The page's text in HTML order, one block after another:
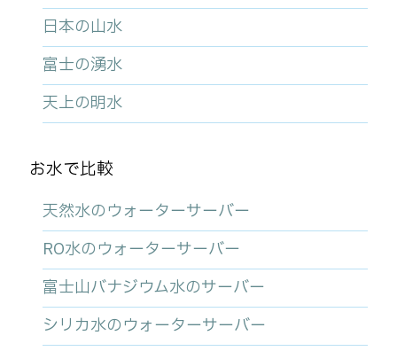
日本の山水
富士の湧水
天上の明水
お水で比較
天然水のウォーターサーバー
RO水のウォーターサーバー
富士山バナジウム水のサーバー
シリカ水のウォーターサーバー